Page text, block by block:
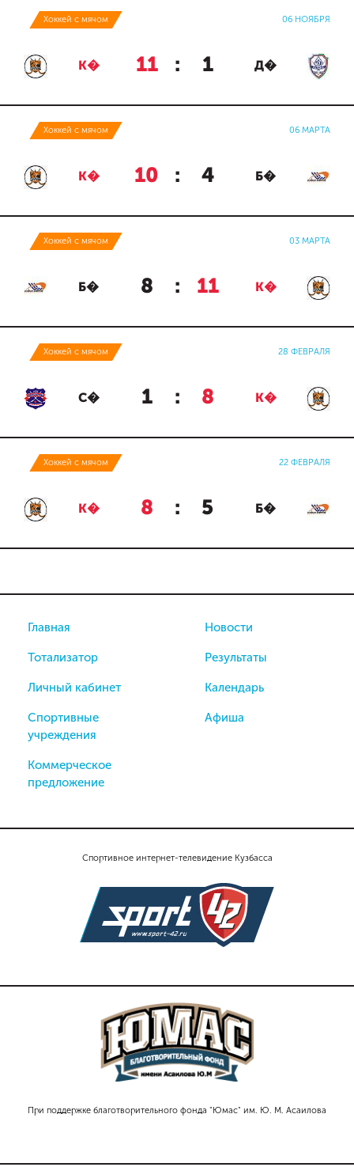
Хоккей с мячом 06 НОЯБРЯ
К� 11 : 1 Д�
Хоккей с мячом 06 МАРТА
К� 10 : 4 Б�
Хоккей с мячом 03 МАРТА
Б� 8 : 11 К�
Хоккей с мячом 28 ФЕВРАЛЯ
С� 1 : 8 К�
Хоккей с мячом 22 ФЕВРАЛЯ
К� 8 : 5 Б�
Спортивное интернет-телевидение Кузбасса
При поддержке благотворительного фонда "Юмас" им. Ю. М. Асаилова
Главная
Тотализатор
Личный кабинет
Спортивные
учреждения
Коммерческое
предложение
Новости
Результаты
Календарь
Афиша